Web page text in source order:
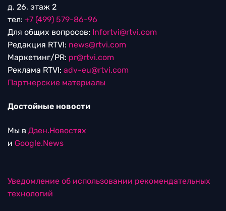
д. 26, этаж 2
тел: +7 (499) 579-86-96
Для общих вопросов: Infortvi@rtvi.com
Редакция RTVI: news@rtvi.com
Маркетинг/PR: pr@rtvi.com
Реклама RTVI: adv-eu@rtvi.com
Партнерские материалы
Достойные новости
Мы в Дзен.Новостях
и Google.News
Уведомление об использовании рекомендательных
технологий